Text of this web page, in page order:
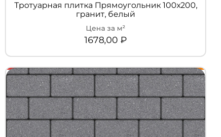
Тротуарная плитка Прямоугольник 100х200,
гранит, белый
1678,00 ₽